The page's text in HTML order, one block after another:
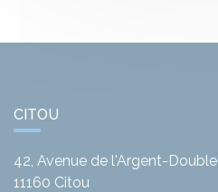
CITOU
42, Avenue de l'Argent-Double
11160 Citou